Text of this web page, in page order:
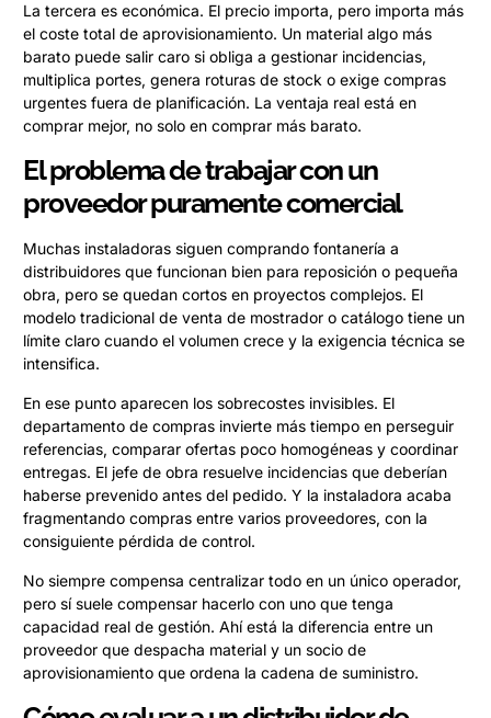
La tercera es económica. El precio importa, pero importa más
el coste total de aprovisionamiento. Un material algo más
barato puede salir caro si obliga a gestionar incidencias,
multiplica portes, genera roturas de stock o exige compras
urgentes fuera de planificación. La ventaja real está en
comprar mejor, no solo en comprar más barato.
El problema de trabajar con un
proveedor puramente comercial
Muchas instaladoras siguen comprando fontanería a
distribuidores que funcionan bien para reposición o pequeña
obra, pero se quedan cortos en proyectos complejos. El
modelo tradicional de venta de mostrador o catálogo tiene un
límite claro cuando el volumen crece y la exigencia técnica se
intensifica.
En ese punto aparecen los sobrecostes invisibles. El
departamento de compras invierte más tiempo en perseguir
referencias, comparar ofertas poco homogéneas y coordinar
entregas. El jefe de obra resuelve incidencias que deberían
haberse prevenido antes del pedido. Y la instaladora acaba
fragmentando compras entre varios proveedores, con la
consiguiente pérdida de control.
No siempre compensa centralizar todo en un único operador,
pero sí suele compensar hacerlo con uno que tenga
capacidad real de gestión. Ahí está la diferencia entre un
proveedor que despacha material y un socio de
aprovisionamiento que ordena la cadena de suministro.